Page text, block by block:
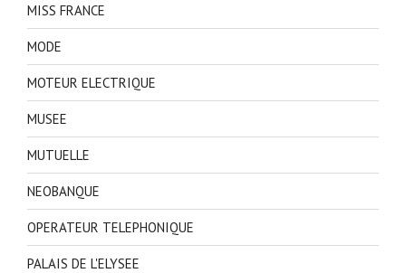
MISS FRANCE
MODE
MOTEUR ELECTRIQUE
MUSEE
MUTUELLE
NEOBANQUE
OPERATEUR TELEPHONIQUE
PALAIS DE L'ELYSEE